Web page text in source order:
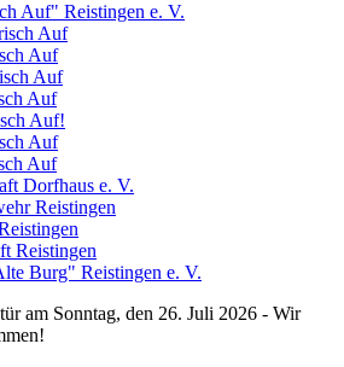
Auf" Reistingen e. V.
Auf
Auf
Auf
Auf
Auf!
Auf
Auf
Dorfhaus e. V.
Reistingen
Reistingen
Burg" Reistingen e. V.
am Sonntag, den 26. Juli 2026 - Wir